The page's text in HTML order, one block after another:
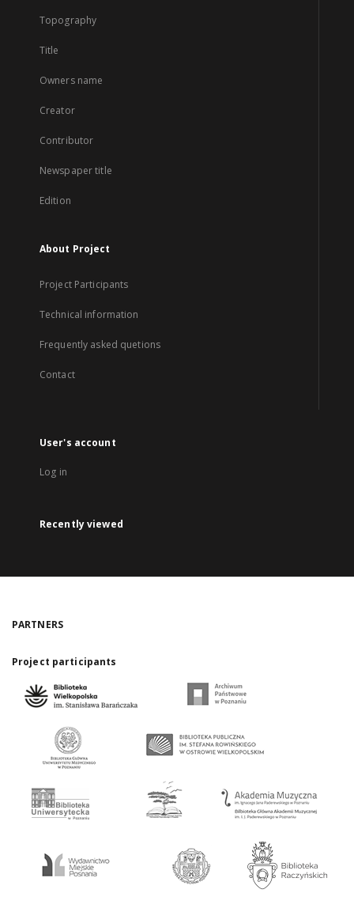
Topography
Title
Owners name
Creator
Contributor
Newspaper title
Edition
About Project
Project Participants
Technical information
Frequently asked quetions
Contact
User's account
Log in
Recently viewed
PARTNERS
Project participants